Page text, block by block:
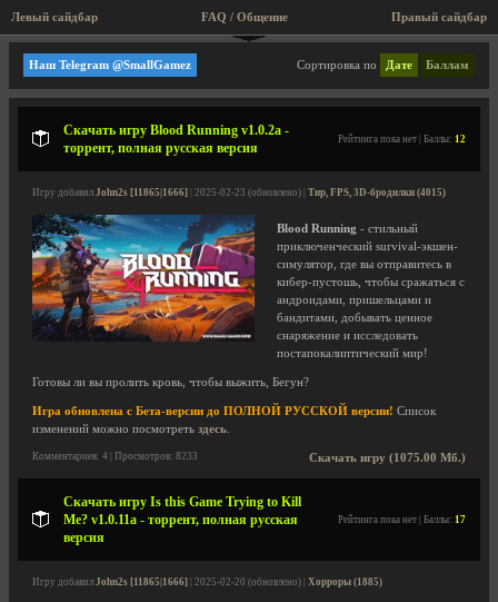
Левый сайдбар Правый сайдбар
FAQ / Общение
Тир, FPS, 3D-бродилки
Сортировка по Дате Баллам
Наш Telegram @SmallGamez
Скачать игру Blood Running v1.0.2a -
торрент, полная русская версия
Рейтинга пока нет | Баллы: 12
Игру добавил John2s [11865|1666] | 2025-02-23 (обновлено) | Тир, FPS, 3D-бродилки (4015)
Blood Running - стильный
приключенческий survival-экшен-
симулятор, где вы отправитесь в
кибер-пустошь, чтобы сражаться с
андроидами, пришельцами и
бандитами, добывать ценное
снаряжение и исследовать
постапокалиптический мир!
Готовы ли вы пролить кровь, чтобы выжить, Бегун?
Игра обновлена с Бета-версии до ПОЛНОЙ РУССКОЙ версии! Список
изменений можно посмотреть здесь
Скачать игру (1075.00 Мб.)
Комментариев: 4 | Просмотров: 8233
Скачать игру Is this Game Trying to Kill
Me? v1.0.11a - торрент, полная русская
версия
Рейтинга пока нет | Баллы: 17
Игру добавил John2s [11865|1666] | 2025-02-20 (обновлено) | Хорроры (1885)